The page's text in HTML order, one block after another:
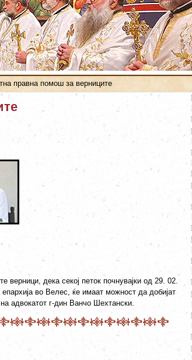
правна помош за верниците
верници, дека секој петок почнувајки од 29. 02.
во Велес, ќе имаат можност да добијат
адвокатот г-дин Ванчо Шехтански.